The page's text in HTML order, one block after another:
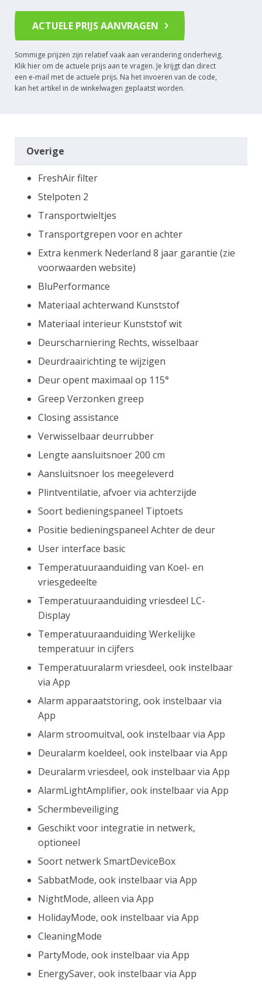
ACTUELE PRIJS AANVRAGEN
Sommige prijzen zijn relatief vaak aan verandering onderhevig.
Klik hier om de actuele prijs aan te vragen. Je krijgt dan direct
een e-mail met de actuele prijs. Na het invoeren van de code,
kan het artikel in de winkelwagen geplaatst worden.
Overige
FreshAir filter
Stelpoten 2
Transportwieltjes
Transportgrepen voor en achter
Extra kenmerk Nederland 8 jaar garantie (zie
voorwaarden website)
BluPerformance
Materiaal achterwand Kunststof
Materiaal interieur Kunststof wit
Deurscharniering Rechts, wisselbaar
Deurdraairichting te wijzigen
Deur opent maximaal op 115°
Greep Verzonken greep
Closing assistance
Verwisselbaar deurrubber
Lengte aansluitsnoer 200 cm
Aansluitsnoer los meegeleverd
Plintventilatie, afvoer via achterzijde
Soort bedieningspaneel Tiptoets
Positie bedieningspaneel Achter de deur
User interface basic
Temperatuuraanduiding van Koel- en
vriesgedeelte
Temperatuuraanduiding vriesdeel LC-
Display
Temperatuuraanduiding Werkelijke
temperatuur in cijfers
Temperatuuralarm vriesdeel, ook instelbaar
via App
Alarm apparaatstoring, ook instelbaar via
App
Alarm stroomuitval, ook instelbaar via App
Deuralarm koeldeel, ook instelbaar via App
Deuralarm vriesdeel, ook instelbaar via App
AlarmLightAmplifier, ook instelbaar via App
Schermbeveiliging
Geschikt voor integratie in netwerk,
optioneel
Soort netwerk SmartDeviceBox
SabbatMode, ook instelbaar via App
NightMode, alleen via App
HolidayMode, ook instelbaar via App
CleaningMode
PartyMode, ook instelbaar via App
EnergySaver, ook instelbaar via App